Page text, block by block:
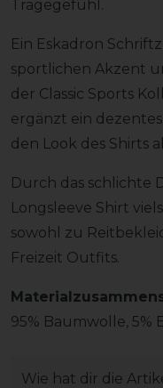
Tragegefühl.
Ein Eskadron
sportlichen Akzent
der Classic Sports
ergänzt ein
den Look des Shirts
Durch das schlichte
Longsleeve Shirt
sowohl zu
Freizeit Outfits.
95% Baumwolle, 5%
Wie hat dir die